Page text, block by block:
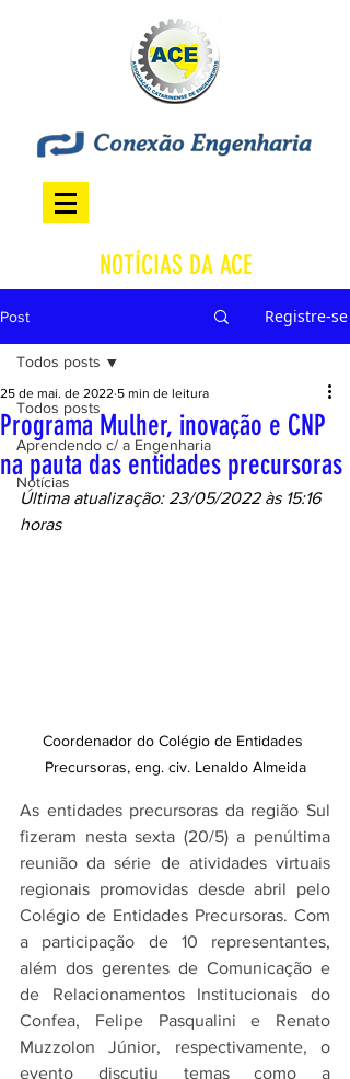
NOTÍCIAS DA ACE
Post Registre-se
Todos posts
Aprendendo c/ a Engenharia
Notícias
Todos posts
Programa Mulher, inovação e CNP
na pauta das entidades precursoras
25 de mai. de 2022 5 min de leitura
Última atualização: 23/05/2022 às 15:16
horas
Coordenador do Colégio de Entidades
Precursoras, eng. civ. Lenaldo Almeida
As entidades precursoras da região Sul
fizeram nesta sexta (20/5) a penúltima
reunião da série de atividades virtuais
regionais promovidas desde abril pelo
Colégio de Entidades Precursoras. Com
a participação de 10 representantes,
além dos gerentes de Comunicação e
de Relacionamentos Institucionais do
Confea, Felipe Pasqualini e Renato
Muzzolon Júnior, respectivamente, o
evento discutiu temas como a